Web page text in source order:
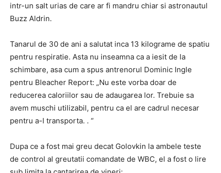
intr-un salt urias de care ar fi mandru chiar si astronautul
Buzz Aldrin.
Tanarul de 30 de ani a salutat inca 13 kilograme de spatiu
pentru respiratie. Asta nu inseamna ca a iesit de la
schimbare, asa cum a spus antrenorul Dominic Ingle
pentru Bleacher Report: „Nu este vorba doar de
reducerea caloriilor sau de adaugarea lor. Trebuie sa
avem muschi utilizabil, pentru ca el are cadrul necesar
pentru a-l transporta. . “
Dupa ce a fost mai greu decat Golovkin la ambele teste
de control al greutatii comandate de WBC, el a fost o lire